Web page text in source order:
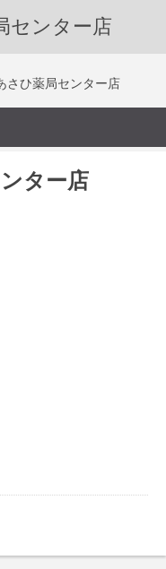
センター店
さひ薬局センター店
ター店